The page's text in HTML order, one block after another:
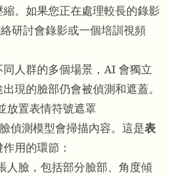
。如果您正在處理較長的錄影
研討會錄影或一個培訓視頻
同人群的多個場景，AI 會獨立
現的臉部仍會被偵測和遮蓋。
放置表情符號遮罩
偵測模型會掃描內容。這是表
用的環節：
人臉，包括部分臉部、角度傾